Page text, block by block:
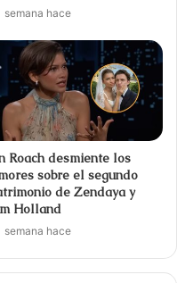
semana hace
Roach desmiente los
sobre el segundo
de Zendaya y
Holland
semana hace